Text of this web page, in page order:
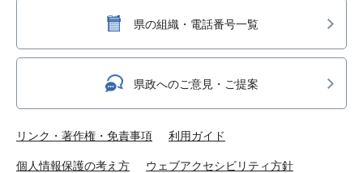
県の組織・電話番号一覧
県政へのご意見・ご提案
リンク・著作権・免責事項 利用ガイド
個人情報保護の考え方 ウェブアクセシビリティ方針